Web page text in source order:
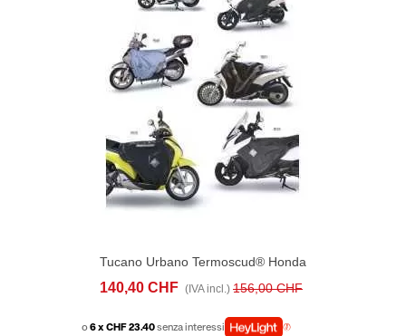
Tucano Urbano Termoscud® Honda
Forza (nss) 125/350 (2023-24)
140,40 CHF (IVA incl.) 156,00 CHF
o6 x CHF 23.40senza interessi